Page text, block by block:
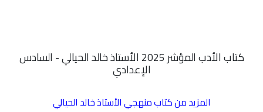
كتاب الأدب المؤشر 2025 الأستاذ خالد الحيالي - السادس
الإعدادي
المزيد من كتاب منهجي الأستاذ خالد الحيالي